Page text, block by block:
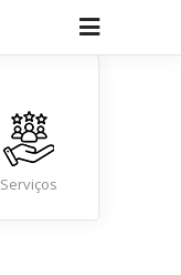
Sítios e
Pousadas